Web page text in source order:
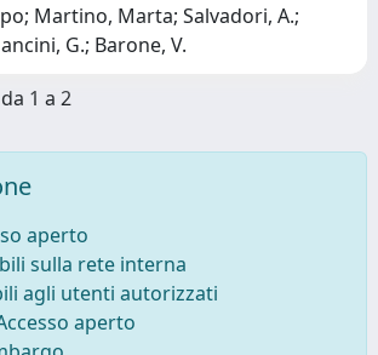
Martino, Marta; Salvadori, A.;
G.; Barone, V.
1 a 2
aperto
sulla rete interna
agli utenti autorizzati
aperto